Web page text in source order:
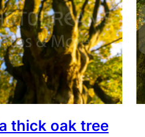
thick oak tree